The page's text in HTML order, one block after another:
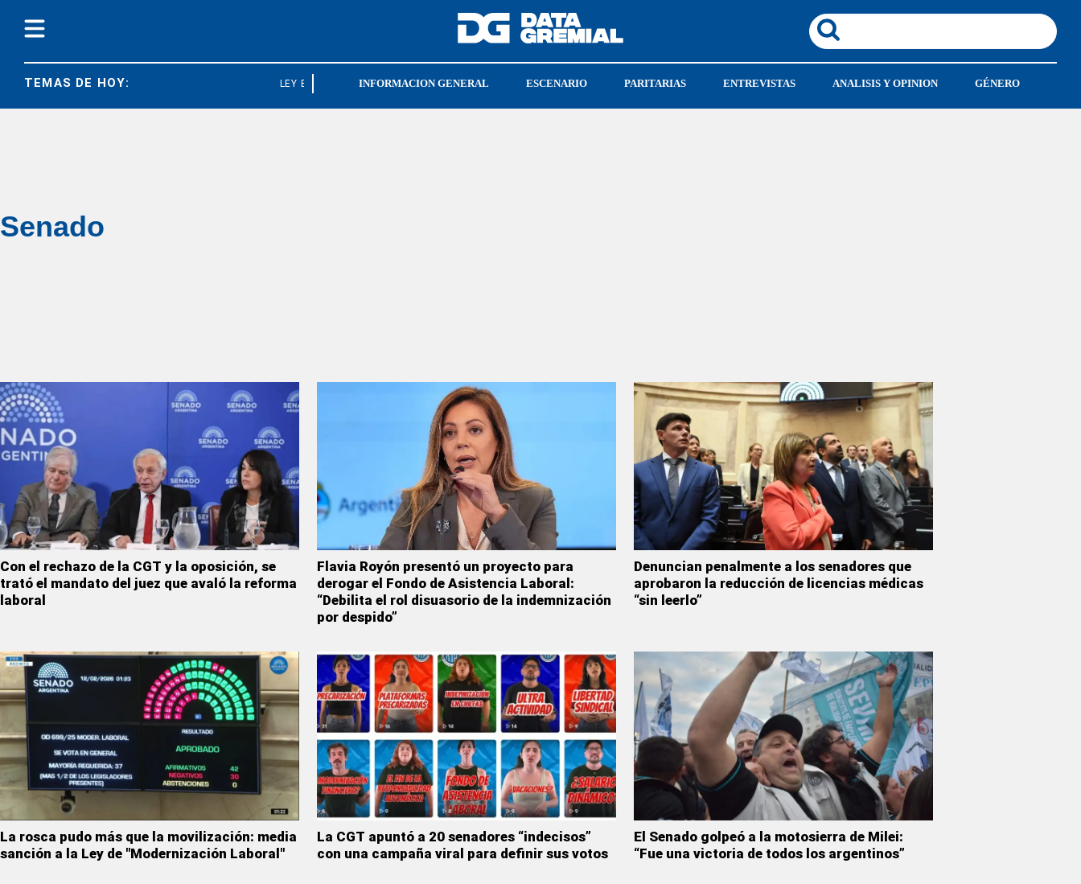
TEMAS DE HOY: LEY BASES CGT UPSRA
INFORMACION GENERAL ESCENARIO PARITARIAS ENTREVISTAS ANALISIS Y OPINION GÉNERO
Senado
Con el rechazo de la CGT y la oposición, se
trató el mandato del juez que avaló la reforma
laboral
Flavia Royón presentó un proyecto para
derogar el Fondo de Asistencia Laboral:
“Debilita el rol disuasorio de la indemnización
por despido”
Denuncian penalmente a los senadores que
aprobaron la reducción de licencias médicas
“sin leerlo”
La rosca pudo más que la movilización: media
sanción a la Ley de "Modernización Laboral"
La CGT apuntó a 20 senadores “indecisos”
con una campaña viral para definir sus votos
El Senado golpeó a la motosierra de Milei:
“Fue una victoria de todos los argentinos”